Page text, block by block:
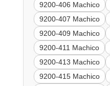
9200-406 Machico
9200-407 Machico
9200-409 Machico
9200-411 Machico
9200-413 Machico
9200-415 Machico